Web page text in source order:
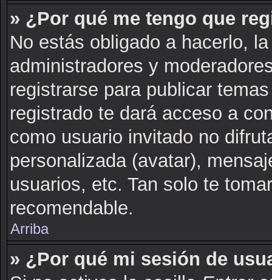
» ¿Por qué me tengo que
No estás obligado a hacerlo,
administradores y
registrarse para publicar
registrado te dará acceso a
como usuario invitado no
personalizada (avatar),
usuarios, etc. Tan solo te
recomendable.
Arriba
» ¿Por qué mi sesión de